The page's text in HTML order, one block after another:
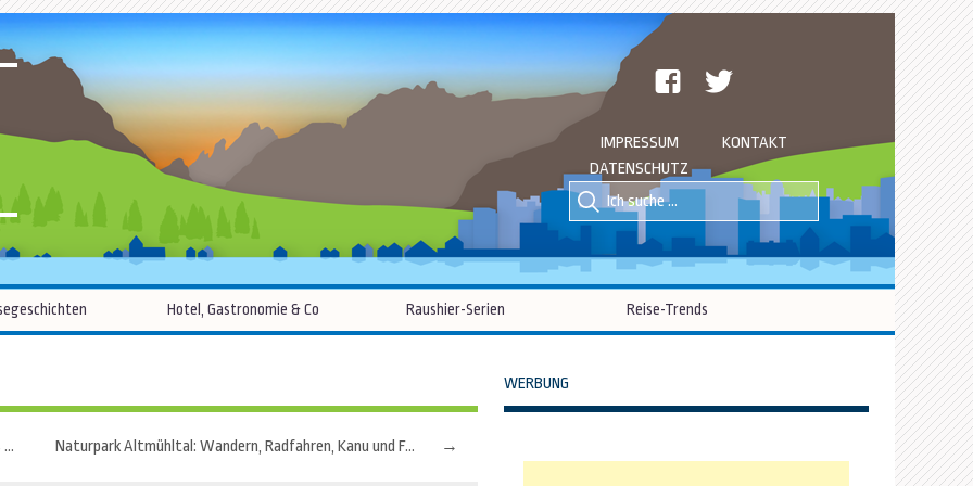
facebook
IMPRESSUM
KONTAKT
DATENSCHUTZ
Suche
nach::
Suche
nach:
Hotel, Gastronomie & Co Raushier-Serien Reise-Trends
Planetarium in Gummer: Kleines Dorf bietet Reise ins Weltall →
Naturpark Altmühltal: Wandern, Radfahren, Kanu und Fossilien
WERBUNG